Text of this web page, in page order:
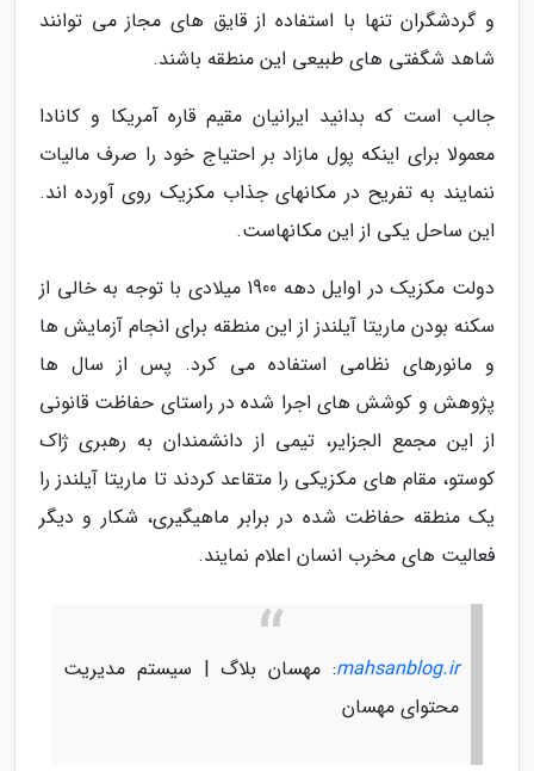
و گردشگران تنها با استفاده از قایق های مجاز می توانند
شاهد شگفتی های طبیعی این منطقه باشند.
جالب است که بدانید ایرانیان مقیم قاره آمریکا و کانادا
معمولا برای اینکه پول مازاد بر احتیاج خود را صرف مالیات
ننمایند به تفریح در مکانهای جذاب مکزیک روی آورده اند.
این ساحل یکی از این مکانهاست.
دولت مکزیک در اوایل دهه 1900 میلادی با توجه به خالی از
سکنه بودن ماریتا آیلندز از این منطقه برای انجام آزمایش ها
و مانورهای نظامی استفاده می کرد. پس از سال ها
پژوهش و کوشش های اجرا شده در راستای حفاظت قانونی
از این مجمع الجزایر، تیمی از دانشمندان به رهبری ژاک
کوستو، مقام های مکزیکی را متقاعد کردند تا ماریتا آیلندز را
یک منطقه حفاظت شده در برابر ماهیگیری، شکار و دیگر
فعالیت های مخرب انسان اعلام نمایند.
mahsanblog.ir: مهسان بلاگ | سیستم مدیریت
محتوای مهسان